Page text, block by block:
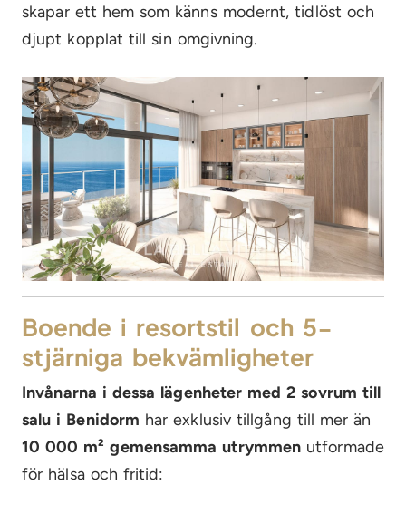
skapar ett hem som känns modernt, tidlöst och
djupt kopplat till sin omgivning.
Boende i resortstil och 5-
stjärniga bekvämligheter
Invånarna i dessa lägenheter med 2 sovrum till
salu i Benidorm har exklusiv tillgång till mer än
10 000 m² gemensamma utrymmen utformade
för hälsa och fritid: